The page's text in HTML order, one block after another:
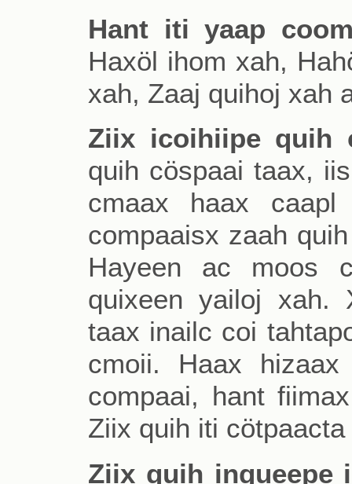
Hant iti yaap
Haxöl ihom xah,
xah, Zaaj quihoj xah
Ziix icoihiipe quih
quih cöspaai taax,
cmaax haax
compaaisx zaah
Hayeen ac moos
quixeen yailoj xah.
taax inailc coi
cmoii. Haax
compaai, hant
Ziix quih iti
Ziix quih inqueepe